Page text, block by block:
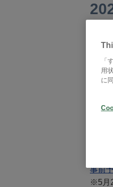
山岸
期間
※最
事前
※5月
「
用
に